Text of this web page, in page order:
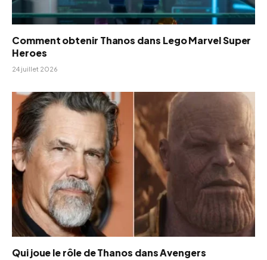
Comment obtenir Thanos dans Lego Marvel Super
Heroes
24 juillet 2026
Qui joue le rôle de Thanos dans Avengers